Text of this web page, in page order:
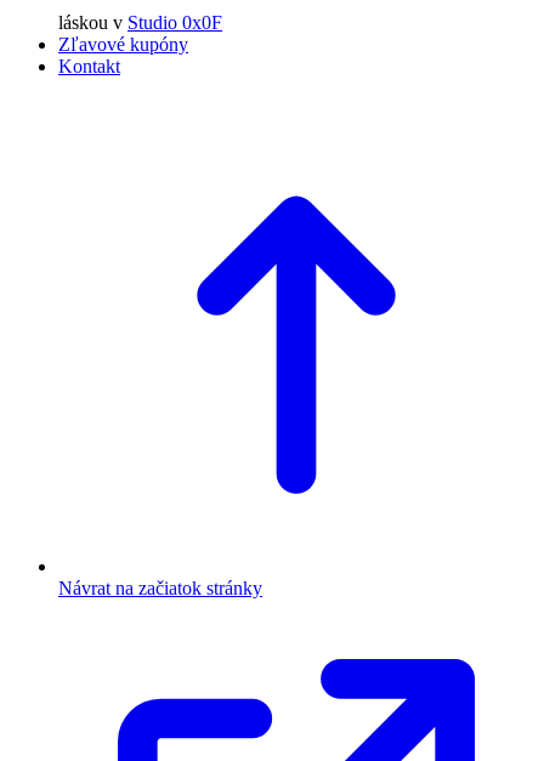
láskou v Studio 0x0F
Zľavové kupóny
Kontakt
Návrat na začiatok stránky